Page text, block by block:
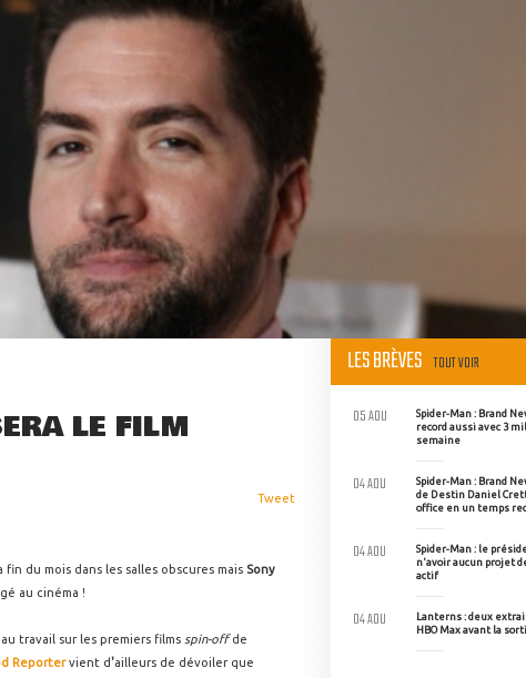
LE FILM
Tweet
fin du mois dans les salles obscures mais Sony
au cinéma !
travail sur les premiers films spin-offde
Reportervient d'ailleurs de dévoiler que
LES BRÈVES TOUT VOIR
Spider-Man : Brand
record aussi avec 3
semaine
05 AOU
Spider-Man : Brand
de Destin Daniel
office en un temps
04 AOU
Spider-Man : le
n'avoir aucun projet
actif
04 AOU
Lanterns : deux
HBO Max avant la
04 AOU